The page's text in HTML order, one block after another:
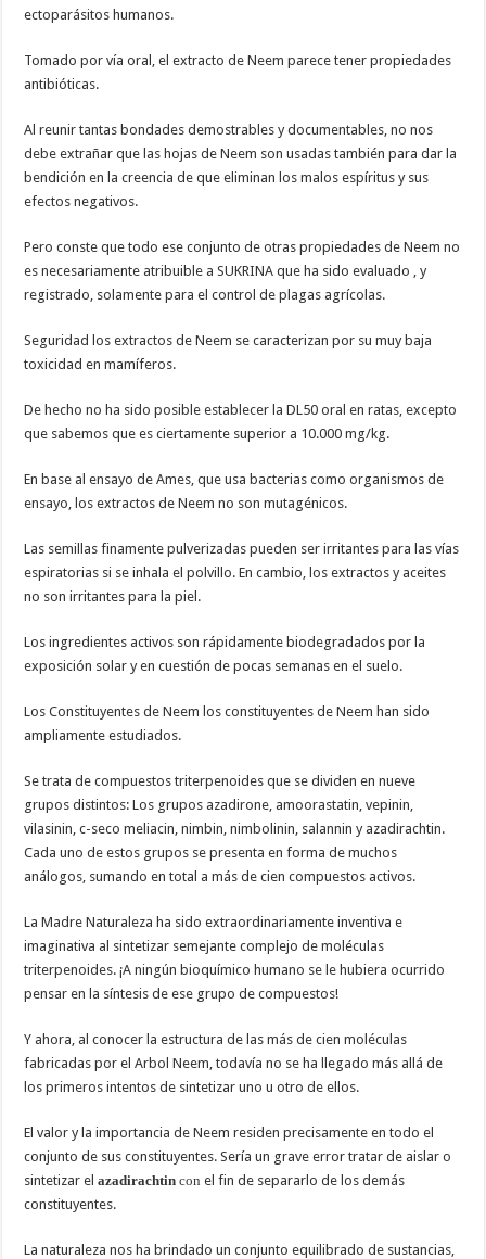
ectoparásitos humanos.
Tomado por vía oral, el extracto de Neem parece tener propiedades
antibióticas.
Al reunir tantas bondades demostrables y documentables, no nos
debe extrañar que las hojas de Neem son usadas también para dar la
bendición en la creencia de que eliminan los malos espíritus y sus
efectos negativos.
Pero conste que todo ese conjunto de otras propiedades de Neem no
es necesariamente atribuible a SUKRINA que ha sido evaluado , y
registrado, solamente para el control de plagas agrícolas.
Seguridad los extractos de Neem se caracterizan por su muy baja
toxicidad en mamíferos.
De hecho no ha sido posible establecer la DL50 oral en ratas, excepto
que sabemos que es ciertamente superior a 10.000 mg/kg.
En base al ensayo de Ames, que usa bacterias como organismos de
ensayo, los extractos de Neem no son mutagénicos.
Las semillas finamente pulverizadas pueden ser irritantes para las vías
espiratorias si se inhala el polvillo. En cambio, los extractos y aceites
no son irritantes para la piel.
Los ingredientes activos son rápidamente biodegradados por la
exposición solar y en cuestión de pocas semanas en el suelo.
Los Constituyentes de Neem los constituyentes de Neem han sido
ampliamente estudiados.
Se trata de compuestos triterpenoides que se dividen en nueve
grupos distintos: Los grupos azadirone, amoorastatin, vepinin,
vilasinin, c-seco meliacin, nimbin, nimbolinin, salannin y azadirachtin.
Cada uno de estos grupos se presenta en forma de muchos
análogos, sumando en total a más de cien compuestos activos.
La Madre Naturaleza ha sido extraordinariamente inventiva e
imaginativa al sintetizar semejante complejo de moléculas
triterpenoides. ¡A ningún bioquímico humano se le hubiera ocurrido
pensar en la síntesis de ese grupo de compuestos!
Y ahora, al conocer la estructura de las más de cien moléculas
fabricadas por el Arbol Neem, todavía no se ha llegado más allá de
los primeros intentos de sintetizar uno u otro de ellos.
El valor y la importancia de Neem residen precisamente en todo el
conjunto de sus constituyentes. Sería un grave error tratar de aislar o
sintetizar elazadirachtinconel fin de separarlo de los demás
constituyentes.
La naturaleza nos ha brindado un conjunto equilibrado de sustancias,